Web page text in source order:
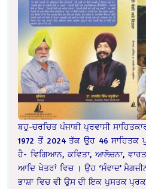
ਬਹੁ-ਚਰਚਿਤ ਪੰਜਾਬੀ ਪ੍ਰਵਾਸੀ
1972 ਤੋਂ 2024 ਤੱਕ ਉਹ 46 ਸਾਹਿਤਕ
ਹੈ- ਵਿਗਿਆਨ, ਕਵਿਤਾ, ਆਲੋਚਨਾ,
ਆਦਿ ਖੇਤਰਾਂ ਵਿਚ । ਉਹ ‘ਸੰਵਾਦ’
ਭਾਸ਼ਾ ਵਿਚ ਵੀ ਉਸ ਦੀ ਇਕ ਪੁਸਤਕ